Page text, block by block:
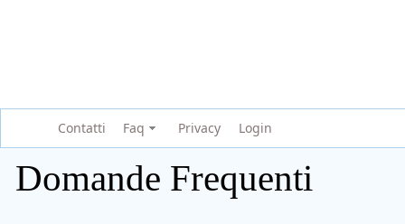
Contatti Faq Privacy Login
Domande Frequenti